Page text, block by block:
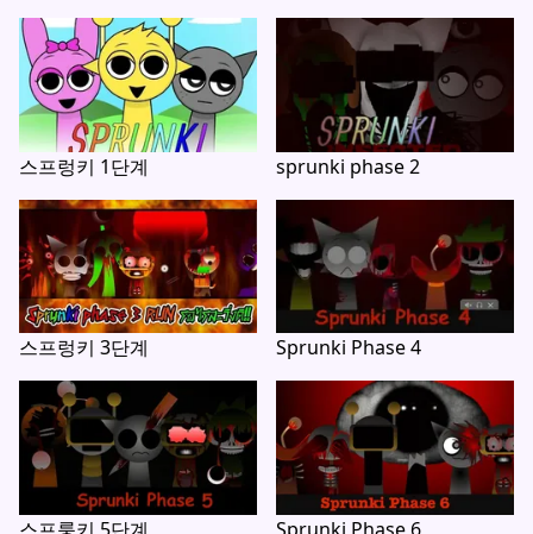
스프렁키 1단계 sprunki phase 2
스프렁키 3단계 Sprunki Phase 4